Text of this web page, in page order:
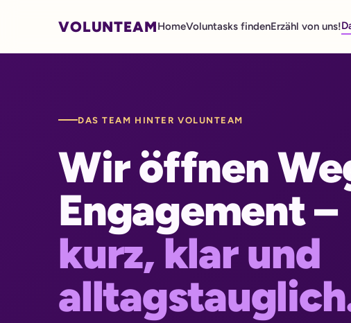
VOLUNTEAMHomeVoluntasks findenErzähl von uns!
DAS TEAM HINTER VOLUNTEAM
Wir öffnen
Engagement –
kurz, klar und